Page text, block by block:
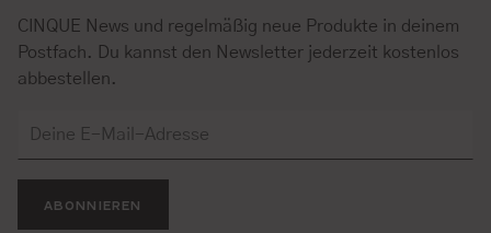
CINQUE News und regelmäßig neue Produkte in deinem
Postfach. Du kannst den Newsletter jederzeit kostenlos
abbestellen.
ABONNIEREN